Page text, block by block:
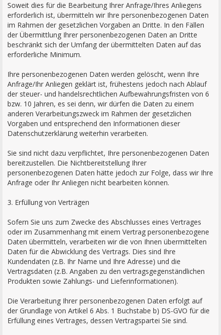
Soweit dies für die Bearbeitung Ihrer Anfrage/Ihres Anliegens
erforderlich ist, übermitteln wir Ihre personenbezogenen Daten
im Rahmen der gesetzlichen Vorgaben an Dritte. In den Fällen
der Übermittlung Ihrer personenbezogenen Daten an Dritte
beschränkt sich der Umfang der übermittelten Daten auf das
erforderliche Minimum.
Ihre personenbezogenen Daten werden gelöscht, wenn Ihre
Anfrage/Ihr Anliegen geklärt ist, frühestens jedoch nach Ablauf
der steuer- und handelsrechtlichen Aufbewahrungsfristen von 6
bzw. 10 Jahren, es sei denn, wir dürfen die Daten zu einem
anderen Verarbeitungszweck im Rahmen der gesetzlichen
Vorgaben und entsprechend den Informationen dieser
Datenschutzerklärung weiterhin verarbeiten.
Sie sind nicht dazu verpflichtet, Ihre personenbezogenen Daten
bereitzustellen. Die Nichtbereitstellung Ihrer
personenbezogenen Daten hätte jedoch zur Folge, dass wir Ihre
Anfrage oder Ihr Anliegen nicht bearbeiten können.
3. Erfüllung von Verträgen
Sofern Sie uns zum Zwecke des Abschlusses eines Vertrages
oder im Zusammenhang mit einem Vertrag personenbezogene
Daten übermitteln, verarbeiten wir die von Ihnen übermittelten
Daten für die Abwicklung des Vertrags. Dies sind Ihre
Kundendaten (z.B. Ihr Name und Ihre Adresse) und die
Vertragsdaten (z.B. Angaben zu den vertragsgegenständlichen
Produkten sowie Zahlungs- und Lieferinformationen).
Die Verarbeitung Ihrer personenbezogenen Daten erfolgt auf
der Grundlage von Artikel 6 Abs. 1 Buchstabe b) DS-GVO für die
Erfüllung eines Vertrages, dessen Vertragspartei Sie sind.